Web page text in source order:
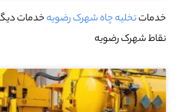
خدماتتخلیه چاه شهرک رضویهخدمات
نقاط شهرک رضویه